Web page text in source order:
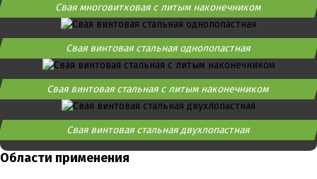
Свая многовитковая с литым наконечником
Свая винтовая стальная однолопастная
Свая винтовая стальная с литым наконечником
Свая винтовая стальная двухлопастная
Области применения